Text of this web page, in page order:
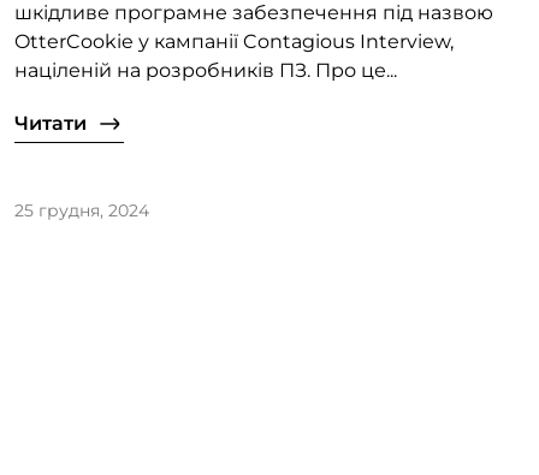
шкідливе програмне забезпечення під назвою
OtterCookie у кампанії Contagious Interview,
націленій на розробників ПЗ. Про це...
Читати
25 грудня, 2024